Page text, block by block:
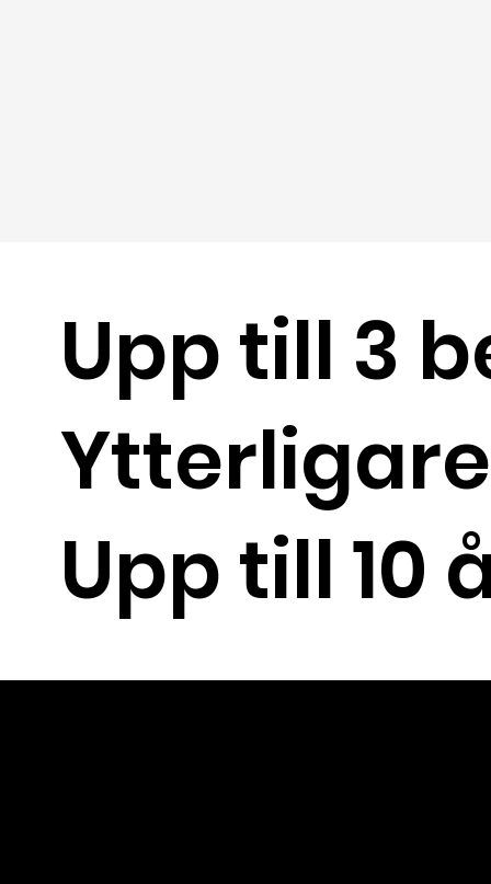
Upp till 3
Upp till 10